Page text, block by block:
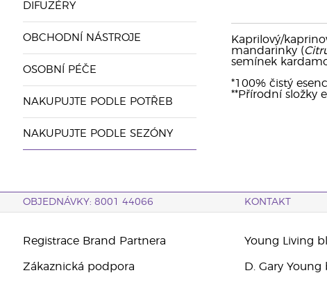
DIFUZÉRY
OBCHODNÍ NÁSTROJE
OSOBNÍ PÉČE
NAKUPUJTE PODLE POTŘEB
NAKUPUJTE PODLE SEZÓNY
Kaprilový/
mandarinky (
semínek
*100% čistý
**Přírodní složky
OBJEDNÁVKY: 8001 44066 KONTAKT
Registrace Brand Partnera
Zákaznická podpora
Young Living
D. Gary Young